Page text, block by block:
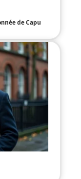
de Capu